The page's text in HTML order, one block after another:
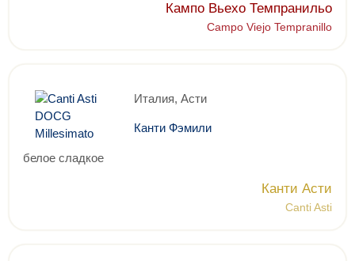
Кампо Вьехо Темпранильо
Campo Viejo Tempranillo
Италия, Асти
Канти Фэмили
белое сладкое
Канти Асти
Canti Asti